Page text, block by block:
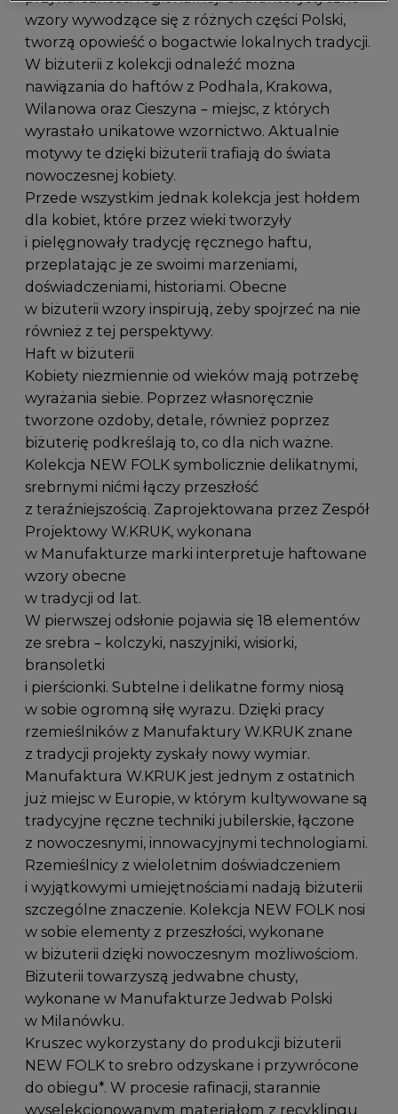
wzory wywodzące się z różnych części Polski,
tworzą opowieść o bogactwie lokalnych tradycji.
W biżuterii z kolekcji odnaleźć można
nawiązania do haftów z Podhala, Krakowa,
Wilanowa oraz Cieszyna – miejsc, z których
wyrastało unikatowe wzornictwo. Aktualnie
motywy te dzięki biżuterii trafiają do świata
nowoczesnej kobiety.
Przede wszystkim jednak kolekcja jest hołdem
dla kobiet, które przez wieki tworzyły
i pielęgnowały tradycję ręcznego haftu,
przeplatając je ze swoimi marzeniami,
doświadczeniami, historiami. Obecne
w biżuterii wzory inspirują, żeby spojrzeć na nie
również z tej perspektywy.
Haft w biżuterii
Kobiety niezmiennie od wieków mają potrzebę
wyrażania siebie. Poprzez własnoręcznie
tworzone ozdoby, detale, również poprzez
biżuterię podkreślają to, co dla nich ważne.
Kolekcja NEW FOLK symbolicznie delikatnymi,
srebrnymi nićmi łączy przeszłość
z teraźniejszością. Zaprojektowana przez Zespół
Projektowy W.KRUK, wykonana
w Manufakturze marki interpretuje haftowane
wzory obecne
w tradycji od lat.
W pierwszej odsłonie pojawia się 18 elementów
ze srebra – kolczyki, naszyjniki, wisiorki,
bransoletki
i pierścionki. Subtelne i delikatne formy niosą
w sobie ogromną siłę wyrazu. Dzięki pracy
rzemieślników z Manufaktury W.KRUK znane
z tradycji projekty zyskały nowy wymiar.
Manufaktura W.KRUK jest jednym z ostatnich
już miejsc w Europie, w którym kultywowane są
tradycyjne ręczne techniki jubilerskie, łączone
z nowoczesnymi, innowacyjnymi technologiami.
Rzemieślnicy z wieloletnim doświadczeniem
i wyjątkowymi umiejętnościami nadają biżuterii
szczególne znaczenie. Kolekcja NEW FOLK nosi
w sobie elementy z przeszłości, wykonane
w biżuterii dzięki nowoczesnym możliwościom.
Biżuterii towarzyszą jedwabne chusty,
wykonane w Manufakturze Jedwab Polski
w Milanówku.
Kruszec wykorzystany do produkcji biżuterii
NEW FOLK to srebro odzyskane i przywrócone
do obiegu*. W procesie rafinacji, starannie
wyselekcjonowanym materiałom z recyklingu